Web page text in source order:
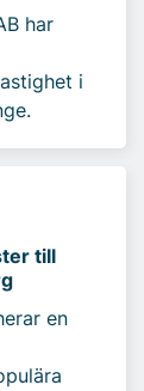
har
i
till
en